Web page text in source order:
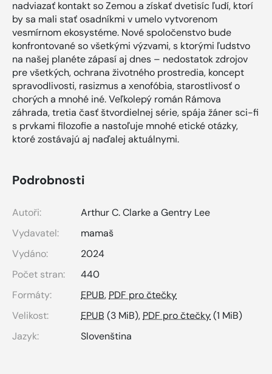
nadviazať kontakt so Zemou a získať dvetisíc ľudí, ktorí
by sa mali stať osadníkmi v umelo vytvorenom
vesmírnom ekosystéme. Nové spoločenstvo bude
konfrontované so všetkými výzvami, s ktorými ľudstvo
na našej planéte zápasí aj dnes – nedostatok zdrojov
pre všetkých, ochrana životného prostredia, koncept
spravodlivosti, rasizmus a xenofóbia, starostlivosť o
chorých a mnohé iné. Veľkolepý román Rámova
záhrada, tretia časť štvordielnej série, spája žáner sci-fi
s prvkami filozofie a nastoľuje mnohé etické otázky,
ktoré zostávajú aj naďalej aktuálnymi.
Podrobnosti
Autoři:
Arthur C. Clarke a Gentry Lee
Vydavatel:
mamaš
Vydáno:
2024
Počet stran:
440
Formáty:
EPUB, PDF pro čtečky
Velikost:
EPUB (3 MiB), PDF pro čtečky(1 MiB)
Jazyk:
Slovenština